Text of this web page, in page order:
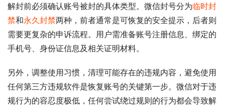
解封前必须确认账号被封的具体类型。微信封号分为临时封
禁和永久封禁两种，前者通常是可恢复的安全提示，后者则
需要更复杂的申诉流程。用户需准备账号注册信息、绑定的
手机号、身份证信息及相关证明材料。
另外，调整使用习惯，清理可能存在的违规内容，避免使用
任何第三方违规软件是恢复账号的关键第一步。微信对于违
规行为的容忍度极低，任何尝试绕过规则的行为都会导致解